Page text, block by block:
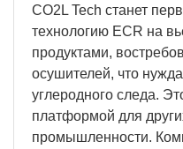
CO2L Tech станет
технологию ECR на
продуктами,
осушителей, что
углеродного следа.
платформой для
промышленности.